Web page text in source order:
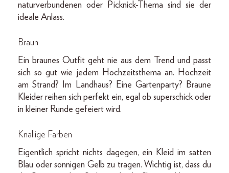
naturverbundenen oder Picknick-Thema sind sie der
ideale Anlass.
Braun
Ein braunes Outfit geht nie aus dem Trend und passt
sich so gut wie jedem Hochzeitsthema an. Hochzeit
am Strand? Im Landhaus? Eine Gartenparty? Braune
Kleider reihen sich perfekt ein, egal ob superschick oder
in kleiner Runde gefeiert wird.
Knallige Farben
Eigentlich spricht nichts dagegen, ein Kleid im satten
Blau oder sonnigen Gelb zu tragen. Wichtig ist, dass du